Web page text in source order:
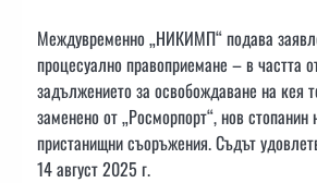
Междувременно „НИКИМП“ подава
процесуално правоприемане – в частта
задължението за освобождаване на кея
заменено от „Росморпорт“, нов
пристанищни съоръжения. Съдът
14 август 2025 г.